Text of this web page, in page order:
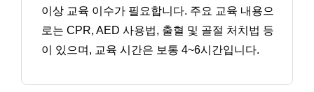
이상 교육 이수가 필요합니다. 주요 교육 내용으
로는 CPR, AED 사용법, 출혈 및 골절 처치법 등
이 있으며, 교육 시간은 보통 4~6시간입니다.